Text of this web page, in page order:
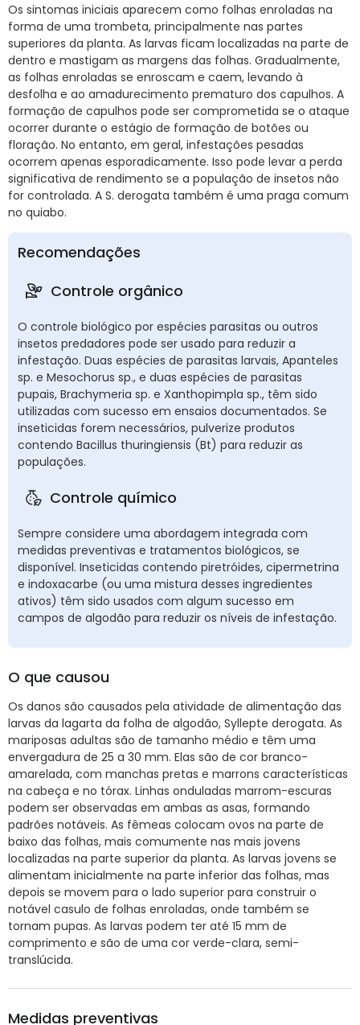
Os sintomas iniciais aparecem como folhas enroladas na
forma de uma trombeta, principalmente nas partes
superiores da planta. As larvas ficam localizadas na parte de
dentro e mastigam as margens das folhas. Gradualmente,
as folhas enroladas se enroscam e caem, levando à
desfolha e ao amadurecimento prematuro dos capulhos. A
formação de capulhos pode ser comprometida se o ataque
ocorrer durante o estágio de formação de botões ou
floração. No entanto, em geral, infestações pesadas
ocorrem apenas esporadicamente. Isso pode levar a perda
significativa de rendimento se a população de insetos não
for controlada. A S. derogata também é uma praga comum
no quiabo.
Recomendações
Controle orgânico
O controle biológico por espécies parasitas ou outros
insetos predadores pode ser usado para reduzir a
infestação. Duas espécies de parasitas larvais, Apanteles
sp. e Mesochorus sp., e duas espécies de parasitas
pupais, Brachymeria sp. e Xanthopimpla sp., têm sido
utilizadas com sucesso em ensaios documentados. Se
inseticidas forem necessários, pulverize produtos
contendo Bacillus thuringiensis (Bt) para reduzir as
populações.
Controle químico
Sempre considere uma abordagem integrada com
medidas preventivas e tratamentos biológicos, se
disponível. Inseticidas contendo piretróides, cipermetrina
e indoxacarbe (ou uma mistura desses ingredientes
ativos) têm sido usados com algum sucesso em
campos de algodão para reduzir os níveis de infestação.
O que causou
Os danos são causados pela atividade de alimentação das
larvas da lagarta da folha de algodão, Syllepte derogata. As
mariposas adultas são de tamanho médio e têm uma
envergadura de 25 a 30 mm. Elas são de cor branco-
amarelada, com manchas pretas e marrons características
na cabeça e no tórax. Linhas onduladas marrom-escuras
podem ser observadas em ambas as asas, formando
padrões notáveis. As fêmeas colocam ovos na parte de
baixo das folhas, mais comumente nas mais jovens
localizadas na parte superior da planta. As larvas jovens se
alimentam inicialmente na parte inferior das folhas, mas
depois se movem para o lado superior para construir o
notável casulo de folhas enroladas, onde também se
tornam pupas. As larvas podem ter até 15 mm de
comprimento e são de uma cor verde-clara, semi-
translúcida.
Medidas preventivas